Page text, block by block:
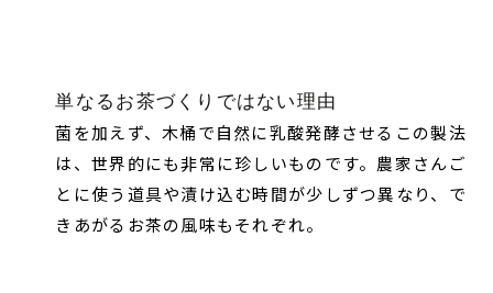
単なるお茶づくりではない理由
菌を加えず、木桶で自然に乳酸発酵させるこの製法
は、世界的にも非常に珍しいものです。農家さんご
とに使う道具や漬け込む時間が少しずつ異なり、で
きあがるお茶の風味もそれぞれ。